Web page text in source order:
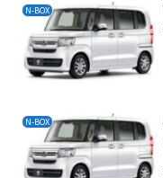
N-BOX
N-BOX